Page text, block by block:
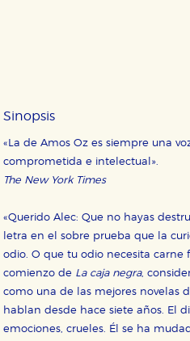
Sinopsis
«La de Amos Oz es siempre una
comprometida e intelectual».
The New York Times
«Querido Alec: Que no hayas
letra en el sobre prueba que la
odio. O que tu odio necesita carne
comienzo de La caja negra,
como una de las mejores novelas
hablan desde hace siete años. El
emociones, crueles. Él se ha